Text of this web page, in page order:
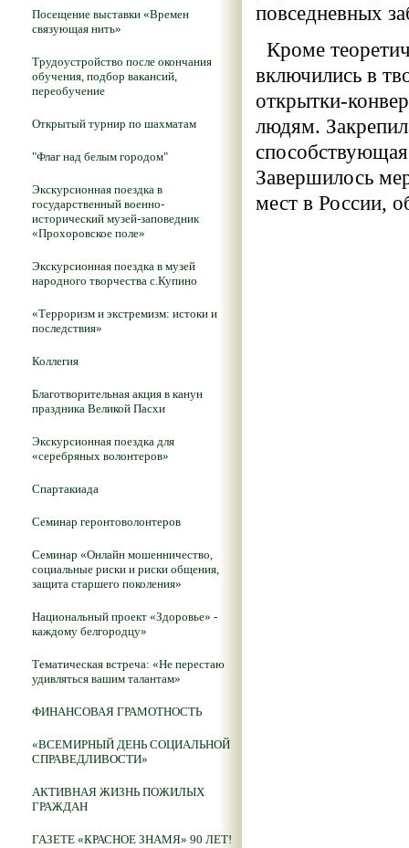
Посещение выставки «Времен
связующая нить»
Трудоустройство после окончания
обучения, подбор вакансий,
переобучение
Открытый турнир по шахматам
"Флаг над белым городом"
Экскурсионная поездка в
государственный военно-
исторический музей-заповедник
«Прохоровское поле»
Экскурсионная поездка в музей
народного творчества с.Купино
«Терроризм и экстремизм: истоки и
последствия»
Коллегия
Благотворительная акция в канун
праздника Великой Пасхи
Экскурсионная поездка для
«серебряных волонтеров»
Спартакиада
Семинар геронтоволонтеров
Семинар «Онлайн мошенничество,
социальные риски и риски общения,
защита старшего поколения»
Национальный проект «Здоровье» -
каждому белгородцу»
Тематическая встреча: «Не перестаю
удивляться вашим талантам»
ФИНАНСОВАЯ ГРАМОТНОСТЬ
«ВСЕМИРНЫЙ ДЕНЬ СОЦИАЛЬНОЙ
СПРАВЕДЛИВОСТИ»
АКТИВНАЯ ЖИЗНЬ ПОЖИЛЫХ
ГРАЖДАН
ГАЗЕТЕ «КРАСНОЕ ЗНАМЯ» 90 ЛЕТ!
повседневных
Кроме
включились в
открытки-
людям.
Завершилось
мест в России,